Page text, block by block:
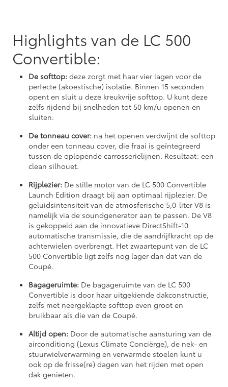
Highlights van de LC 500
Convertible:
De softtop: deze zorgt met haar vier lagen voor de
perfecte (akoestische) isolatie. Binnen 15 seconden
opent en sluit u deze kreukvrije softtop. U kunt deze
zelfs rijdend bij snelheden tot 50 km/u openen en
sluiten.
De tonneau cover: na het openen verdwijnt de softtop
onder een tonneau cover, die fraai is geïntegreerd
tussen de oplopende carrosserielijnen. Resultaat: een
clean silhouet.
Rijplezier: De stille motor van de LC 500 Convertible
Launch Edition draagt bij aan optimaal rijplezier. De
geluidsintensiteit van de atmosferische 5,0-liter V8 is
namelijk via de soundgenerator aan te passen. De V8
is gekoppeld aan de innovatieve DirectShift-10
automatische transmissie, die de aandrijfkracht op de
achterwielen overbrengt. Het zwaartepunt van de LC
500 Convertible ligt zelfs nog lager dan dat van de
Coupé.
Bagageruimte: De bagageruimte van de LC 500
Convertible is door haar uitgekiende dakconstructie,
zelfs met neergeklapte softtop even groot en
bruikbaar als die van de Coupé.
Altijd open: Door de automatische aansturing van de
airconditiong (Lexus Climate Conciërge), de nek- en
stuurwielverwarming en verwarmde stoelen kunt u
ook op de frisse(re) dagen van het rijden met open
dak genieten.